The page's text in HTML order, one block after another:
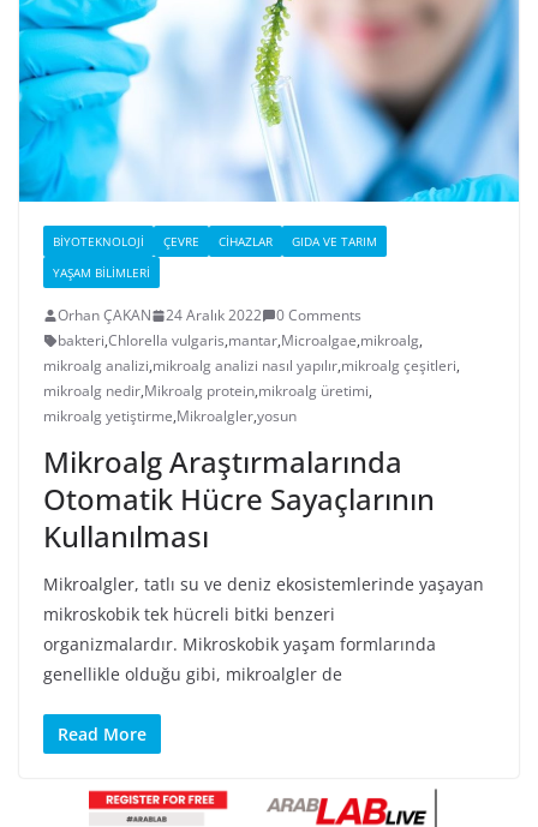
BIYOTEKNOLOJI ÇEVRE CIHAZLAR
GIDA VE TARIM
YAŞAM BILIMLERI
Orhan ÇAKAN 24 Aralık 2022
0 Comments
bakteri,Chlorella vulgaris,mantar,Microalgae,mikroalg,
mikroalg analizi,mikroalg analizi nasıl yapılır,mikroalg çeşitleri,
mikroalg nedir,Mikroalg protein,mikroalg üretimi,
mikroalg yetiştirme,Mikroalgler,yosun
Mikroalg Araştırmalarında
Otomatik Hücre Sayaçlarının
Kullanılması
Mikroalgler, tatlı su ve deniz ekosistemlerinde yaşayan
mikroskobik tek hücreli bitki benzeri
organizmalardır. Mikroskobik yaşam formlarında
genellikle olduğu gibi, mikroalgler de
Read More